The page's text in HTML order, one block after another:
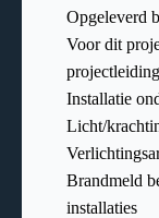
Opgeleverd
Voor dit
Installatie
Licht/
Brandmeld
installaties